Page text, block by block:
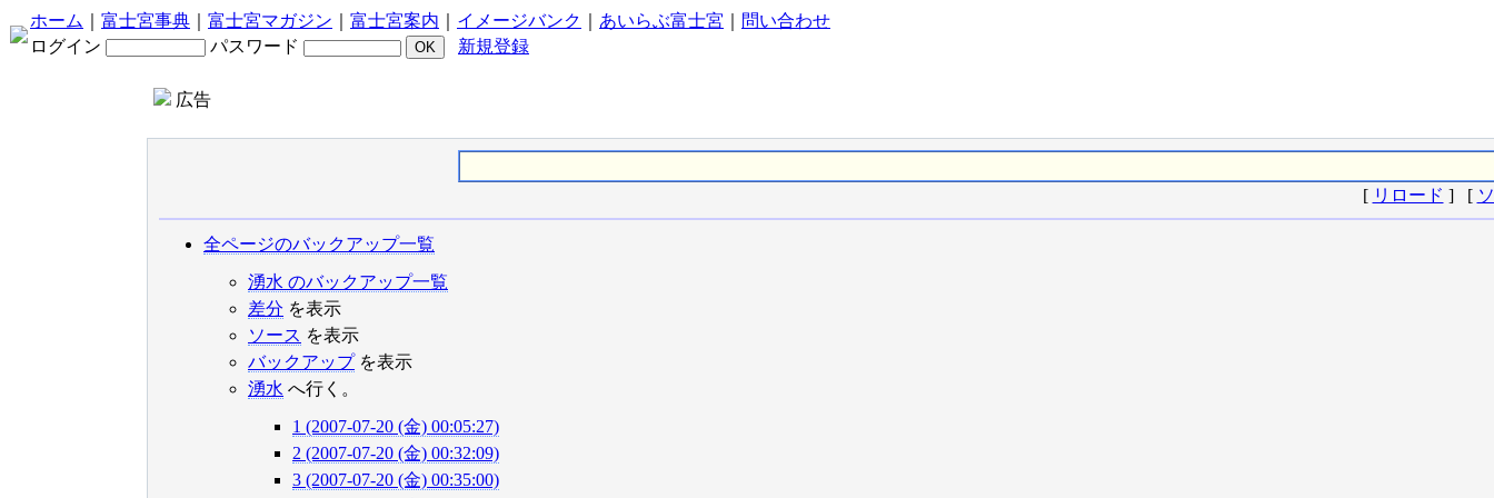
ホーム 富士宮事典 富士宮マガジン 富士宮案内 イメージバンク あいらぶ富士宮
問い合わせ
ログイン
パスワード 新規登録
広告
[ リロード ] [
全ページのバックアップ一覧
湧水 のバックアップ一覧
差分 を表示
ソース を表示
バックアップを表示
湧水 へ行く。
1 (2007-07-20 (金) 00:05:27)
2 (2007-07-20 (金) 00:32:09)
3 (2007-07-20 (金) 00:35:00)